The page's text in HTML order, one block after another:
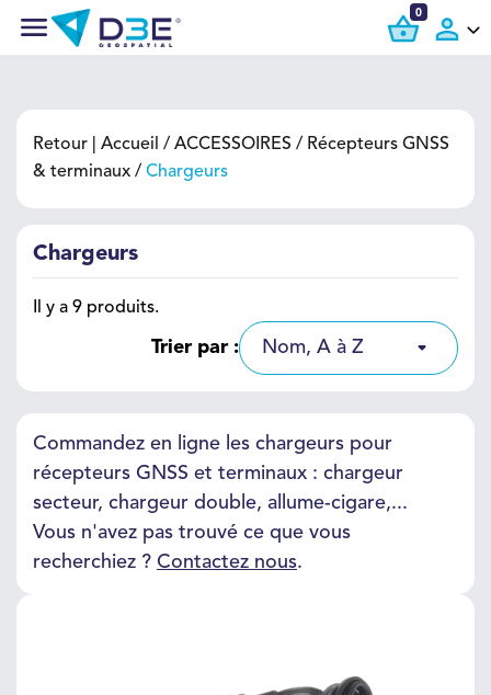
0
Retour | Accueil ACCESSOIRES
Récepteurs GNSS
& terminaux
Chargeurs
Chargeurs
Il y a 9 produits.
Trier par : Nom, A à Z
Commandez en ligne les chargeurs pour
récepteurs GNSS et terminaux : chargeur
secteur, chargeur double, allume-cigare,...
Vous n'avez pas trouvé ce que vous
recherchiez ? Contactez nous.